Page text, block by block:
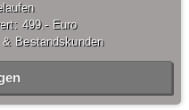
499,- Euro
Bestandskunden